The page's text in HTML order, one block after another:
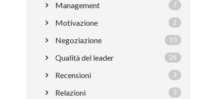
Management 7
Motivazione 2
Negoziazione 10
Qualità del leader 26
Recensioni 3
Relazioni 3